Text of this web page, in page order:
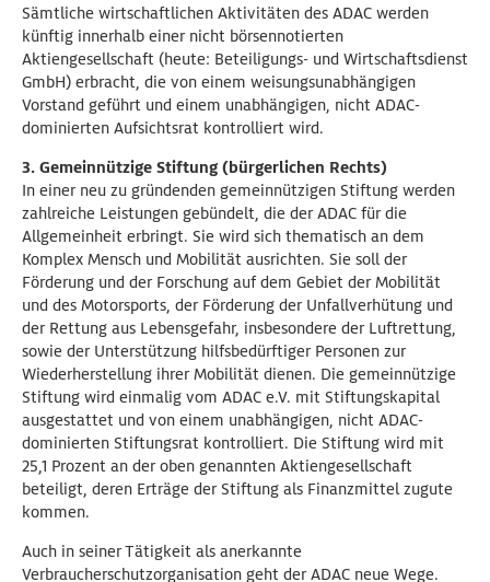
Sämtliche wirtschaftlichen Aktivitäten des ADAC werden
künftig innerhalb einer nicht börsennotierten
Aktiengesellschaft (heute: Beteiligungs- und Wirtschaftsdienst
GmbH) erbracht, die von einem weisungsunabhängigen
Vorstand geführt und einem unabhängigen, nicht ADAC-
dominierten Aufsichtsrat kontrolliert wird.
3. Gemeinnützige Stiftung (bürgerlichen Rechts)
In einer neu zu gründenden gemeinnützigen Stiftung werden
zahlreiche Leistungen gebündelt, die der ADAC für die
Allgemeinheit erbringt. Sie wird sich thematisch an dem
Komplex Mensch und Mobilität ausrichten. Sie soll der
Förderung und der Forschung auf dem Gebiet der Mobilität
und des Motorsports, der Förderung der Unfallverhütung und
der Rettung aus Lebensgefahr, insbesondere der Luftrettung,
sowie der Unterstützung hilfsbedürftiger Personen zur
Wiederherstellung ihrer Mobilität dienen. Die gemeinnützige
Stiftung wird einmalig vom ADAC e.V. mit Stiftungskapital
ausgestattet und von einem unabhängigen, nicht ADAC-
dominierten Stiftungsrat kontrolliert. Die Stiftung wird mit
25,1 Prozent an der oben genannten Aktiengesellschaft
beteiligt, deren Erträge der Stiftung als Finanzmittel zugute
kommen.
Auch in seiner Tätigkeit als anerkannte
Verbraucherschutzorganisation geht der ADAC neue Wege.